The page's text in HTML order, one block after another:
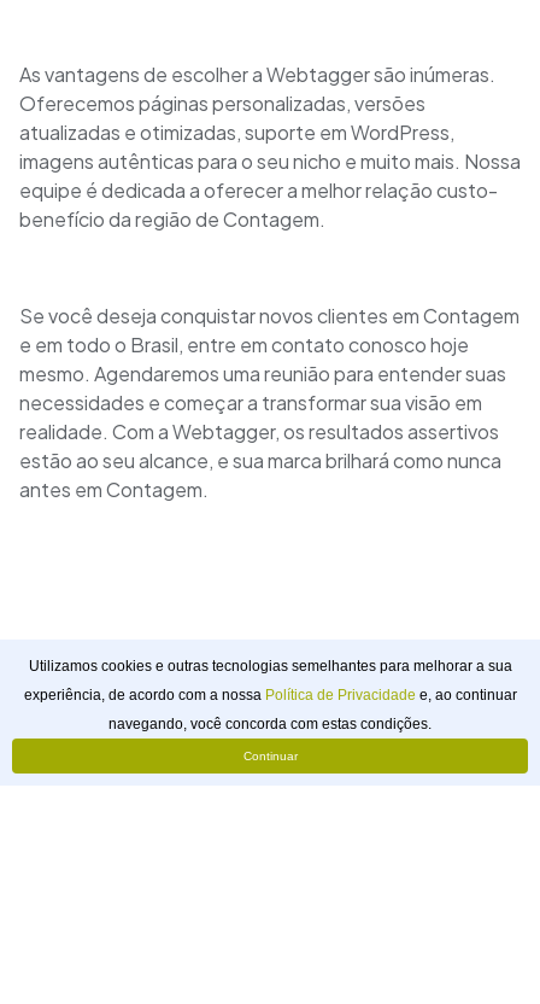
Solicitar
Orçamento
As vantagens de escolher a Webtagger são inúmeras.
Oferecemos páginas personalizadas, versões
atualizadas e otimizadas, suporte em WordPress,
imagens autênticas para o seu nicho e muito mais. Nossa
equipe é dedicada a oferecer a melhor relação custo-
benefício da região de Contagem.
Se você deseja conquistar novos clientes em Contagem
e em todo o Brasil, entre em contato conosco hoje
mesmo. Agendaremos uma reunião para entender suas
necessidades e começar a transformar sua visão em
realidade. Com a Webtagger, os resultados assertivos
estão ao seu alcance, e sua marca brilhará como nunca
antes em Contagem.
Utilizamos cookies e outras tecnologias semelhantes para melhorar a sua
experiência, de acordo com a nossa Política de Privacidade e, ao continuar
navegando, você concorda com estas condições.
Continuar